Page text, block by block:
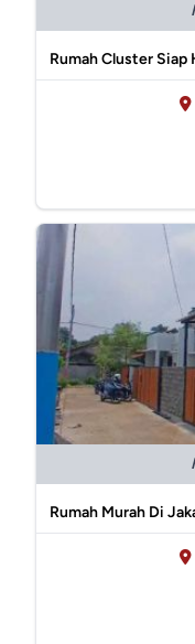
Rumah Cluster
Rumah Murah Di